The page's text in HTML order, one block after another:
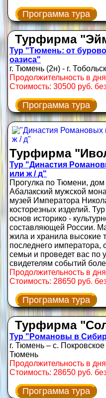
Программа тура
Турфирма
Тур "Тюмень: от
оазиса"
г. Тюмень (2н) - г.
Продолжительность в
Стоимость: 30500 руб.
Программа тура
Турфирма
Тур "Династия
или ж / д"
Прогулка по Тюмени, дом
Абалакский мужской
музей Императора
косторезных изделий.
основ историко -
составляющей России.
жила и хранила высокие
последнего императора,
семьи и проведет вас по
свидетелям событий
Продолжительность в
Стоимость: 28650 руб.
Программа тура
Турфирма
Тур "Романовы в
г. Тюмень – с. Покровское
Тюмень
Продолжительность в
Стоимость: 28650 руб.
Программа тура